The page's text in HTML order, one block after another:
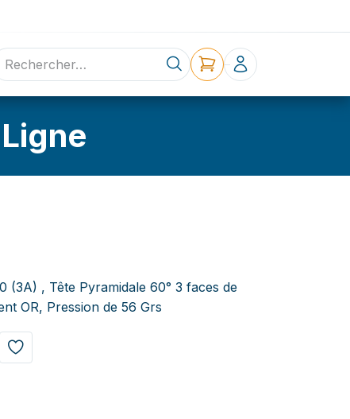
Contact
(3A) , Tête Pyramidale 60° 3 faces de
OR, Pression de 56 Grs